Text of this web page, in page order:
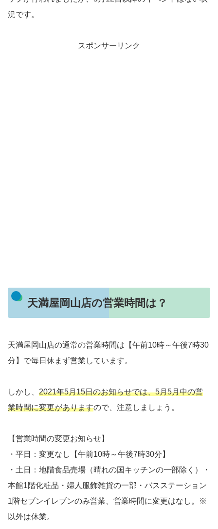
況です。
スポンサーリンク
天満屋岡山店の営業時間は？
天満屋岡山店の通常の営業時間は【午前10時～午後7時30
分】で毎日休まず営業しています。
しかし、 2021年5月15日のお知らせでは、5月5月中の営
業時間に変更がありますので、注意しましょう。
【営業時間の変更お知らせ】
・平日：変更なし【午前10時～午後7時30分】
・土日：地階食品売場（晴れの国キッチンの一部除く）・
本館1階化粧品・婦人服飾雑貨の一部・バスステーション
1階セブンイレブンのみ営業、営業時間に変更はなし。※
以外は休業。